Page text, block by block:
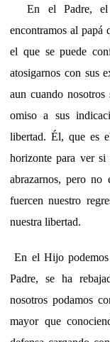
En el Padre, el
encontramos al papá
el que se puede
atosigarnos con sus
aun cuando nosotros
omiso a sus
libertad. Él, que es
horizonte para ver si
abrazarnos, pero no
fuercen nuestro
nuestra libertad.
En el Hijo
Padre, se ha
nosotros podamos
mayor que